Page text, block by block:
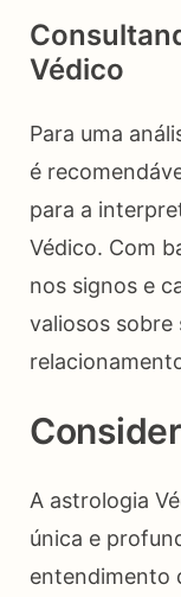
Védico
Para uma
é
para a
Védico. Com
nos signos e
valiosos sobre
A astrologia
única e
entendimento